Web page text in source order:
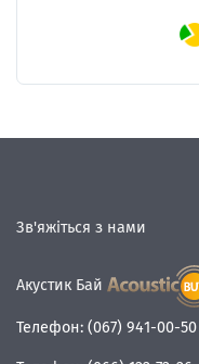
Зв'яжіться з нами
Акустик Бай
Телефон: (067) 941-00-50